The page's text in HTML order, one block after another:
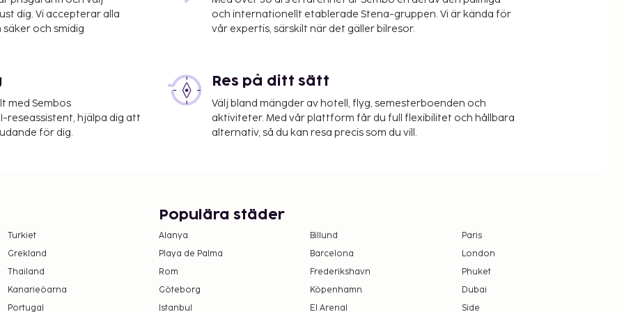
boendet –
oss om.
dig. Vi accepterar alla
och smidig
och internationellt etablerade Stena-gruppen. Vi är kända för
vår expertis, särskilt när det gäller bilresor.
med Sembos
reseassistent, hjälpa dig att
för dig.
Res på ditt sätt
Välj bland mängder av hotell, flyg, semesterboenden och
aktiviteter. Med vår plattform får du full flexibilitet och hållbara
alternativ, så du kan resa precis som du vill.
Turkiet
Grekland
Thailand
Kanarieöarna
Portugal
Populära städer
Alanya Billund
Paris
Playa de Palma
Barcelona
London
Rom
Frederikshavn
Phuket
Göteborg
Köpenhamn
Dubai
Istanbul
El Arenal Side